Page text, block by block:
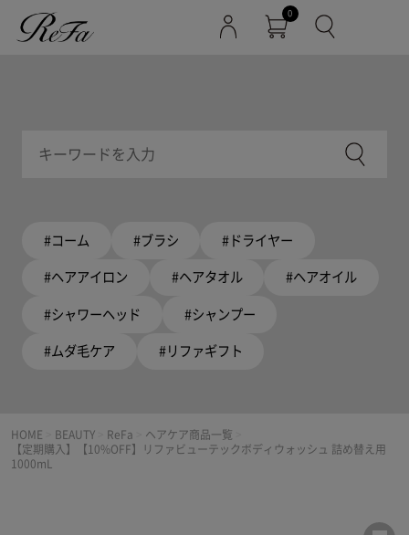
0
#コーム #ブラシ #ドライヤー
#ヘアアイロン #ヘアタオル #ヘアオイル
#シャワーヘッド #シャンプー
#ムダ毛ケア #リファギフト
HOME BEAUTY ReFa ヘアケア商品一覧
【定期購入】【10%OFF】リファビューテックボディウォッシュ 詰め替え用
1000mL